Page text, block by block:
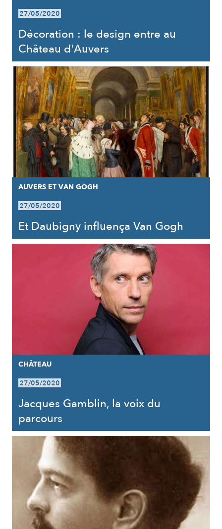
27/05/2020
Décoration : le design entre au
Château d'Auvers
AUVERS ET VAN GOGH
27/05/2020
Et Daubigny influença Van Gogh
CHÂTEAU
27/05/2020
Jacques Gamblin, la voix du
parcours